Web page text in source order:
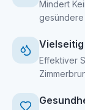
Mindert
gesündere
Effektiver